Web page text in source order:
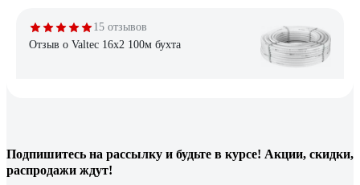
15 отзывов
Отзыв о Valtec 16x2 100м бухта
и своими руками, с пальником дел иметь не хотел и был
выбран металлопластик 16мм. Через фитинги подключал
Подпишитесь на рассылку и будьте в курсе! Акции, скидки,
распродажи ждут!